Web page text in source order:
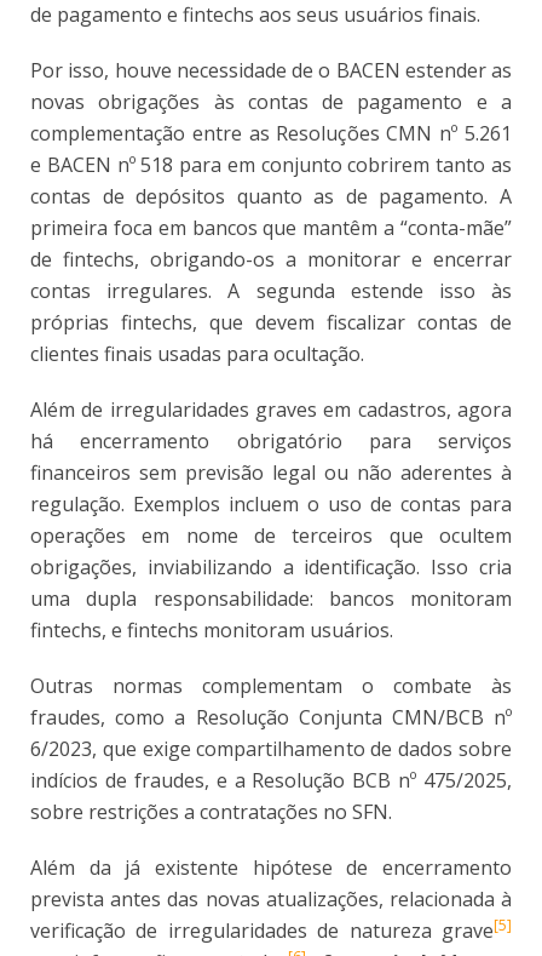
de pagamento e fintechs aos seus usuários finais.
Por isso, houve necessidade de o BACEN estender as
novas obrigações às contas de pagamento e a
complementação entre as Resoluções CMN nº 5.261
e BACEN nº 518 para em conjunto cobrirem tanto as
contas de depósitos quanto as de pagamento. A
primeira foca em bancos que mantêm a “conta-mãe”
de fintechs, obrigando-os a monitorar e encerrar
contas irregulares. A segunda estende isso às
próprias fintechs, que devem fiscalizar contas de
clientes finais usadas para ocultação.
Além de irregularidades graves em cadastros, agora
há encerramento obrigatório para serviços
financeiros sem previsão legal ou não aderentes à
regulação. Exemplos incluem o uso de contas para
operações em nome de terceiros que ocultem
obrigações, inviabilizando a identificação. Isso cria
uma dupla responsabilidade: bancos monitoram
fintechs, e fintechs monitoram usuários.
Outras normas complementam o combate às
fraudes, como a Resolução Conjunta CMN/BCB nº
6/2023, que exige compartilhamento de dados sobre
indícios de fraudes, e a Resolução BCB nº 475/2025,
sobre restrições a contratações no SFN.
Além da já existente hipótese de encerramento
prevista antes das novas atualizações, relacionada à
verificação de irregularidades de natureza grave[5]